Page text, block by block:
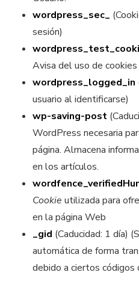
wordpress_sec_
sesión)
Avisa del uso de cookies
wordpress_logged_in
usuario al identificarse)
wp-saving-post
WordPress necesaria
página. Almacena
en los artículos.
Cookie utilizada para
en la página Web
_gid (Caducidad: 1 día)
automática de forma
debido a ciertos códigos